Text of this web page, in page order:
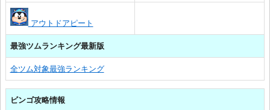
アウトドアピート
最強ツムランキング最新版
全ツム対象最強ランキング
ビンゴ攻略情報